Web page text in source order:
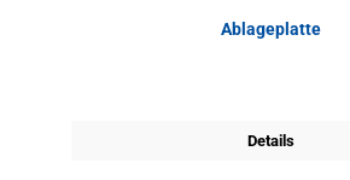
Ablageplatte
Details